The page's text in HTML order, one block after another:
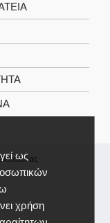
ως
χρήση